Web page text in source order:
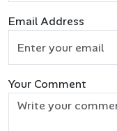
Email Address
Your Comment